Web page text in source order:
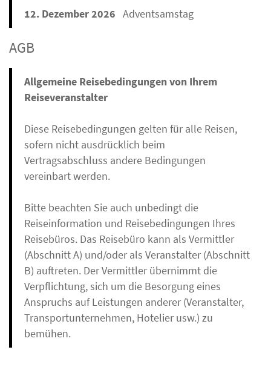
12. Dezember 2026 Adventsamstag
AGB
Allgemeine Reisebedingungen von Ihrem
Reiseveranstalter
Diese Reisebedingungen gelten für alle Reisen,
sofern nicht ausdrücklich beim
Vertragsabschluss andere Bedingungen
vereinbart werden.
Bitte beachten Sie auch unbedingt die
Reiseinformation und Reisebedingungen Ihres
Reisebüros. Das Reisebüro kann als Vermittler
(Abschnitt A) und/oder als Veranstalter (Abschnitt
B) auftreten. Der Vermittler übernimmt die
Verpflichtung, sich um die Besorgung eines
Anspruchs auf Leistungen anderer (Veranstalter,
Transportunternehmen, Hotelier usw.) zu
bemühen.